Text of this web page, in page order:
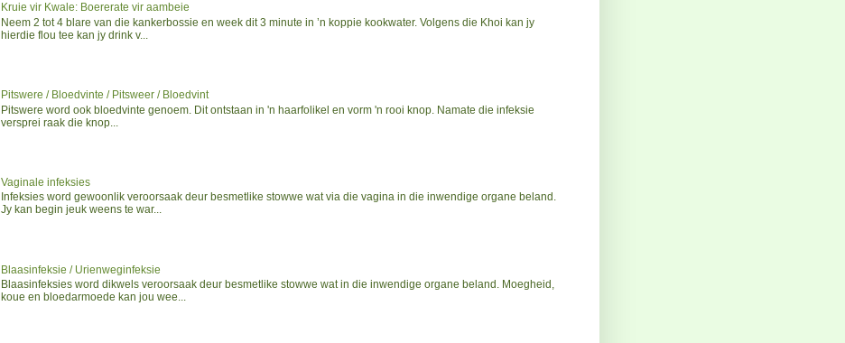
Kruie vir Kwale: Boererate vir aambeie
Neem 2 tot 4 blare van die kankerbossie en week dit 3 minute in ’n koppie kookwater. Volgens die Khoi kan jy
hierdie flou tee kan jy drink v...
Pitswere / Bloedvinte / Pitsweer / Bloedvint
Pitswere word ook bloedvinte genoem. Dit ontstaan in 'n haarfolikel en vorm 'n rooi knop. Namate die infeksie
versprei raak die knop...
Vaginale infeksies
Infeksies word gewoonlik veroorsaak deur besmetlike stowwe wat via die vagina in die inwendige organe beland.
Jy kan begin jeuk weens te war...
Blaasinfeksie / Urienweginfeksie
Blaasinfeksies word dikwels veroorsaak deur besmetlike stowwe wat in die inwendige organe beland. Moegheid,
koue en bloedarmoede kan jou wee...